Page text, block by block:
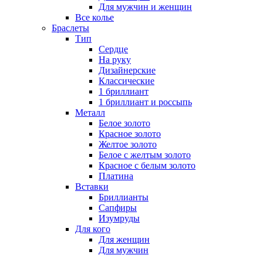
Для мужчин и женщин
Все колье
Браслеты
Тип
Сердце
На руку
Дизайнерские
Классические
1 бриллиант
1 бриллиант и россыпь
Металл
Белое золото
Красное золото
Желтое золото
Белое с желтым золото
Красное с белым золото
Платина
Вставки
Бриллианты
Сапфиры
Изумруды
Для кого
Для женщин
Для мужчин